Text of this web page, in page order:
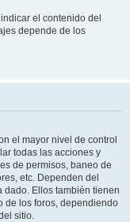
el contenido del
depende de los
el mayor nivel de control
todas las acciones y
de permisos, baneo de
etc. Dependen del
dado. Ellos también tienen
de los foros, dependiendo
sitio.